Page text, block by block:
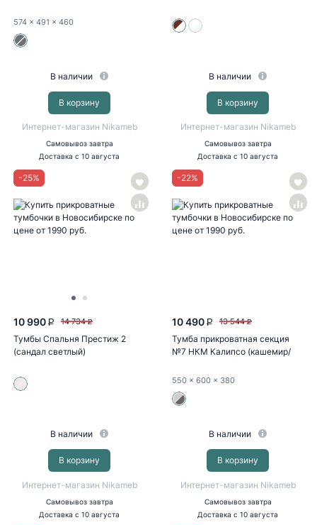
574 x 491 x 460
В наличии
В корзину
Интернет-магазин Nikameb
Самовывоз завтра
Доставка с 10 августа
В наличии
В корзину
Интернет-магазин Nikameb
Самовывоз завтра
Доставка с 10 августа
-25%
10 990 P 14 734 P
Тумбы Спальня Престиж 2
(сандал светлый)
В наличии
В корзину
Интернет-магазин Nikameb
Самовывоз завтра
Доставка с 10 августа
-22%
10 490 P 13 544 P
Тумба прикроватная секция
№7 НКМ Калипсо (кашемир/
550 x 600 x 380
В наличии
В корзину
Интернет-магазин Nikameb
Самовывоз завтра
Доставка с 10 августа